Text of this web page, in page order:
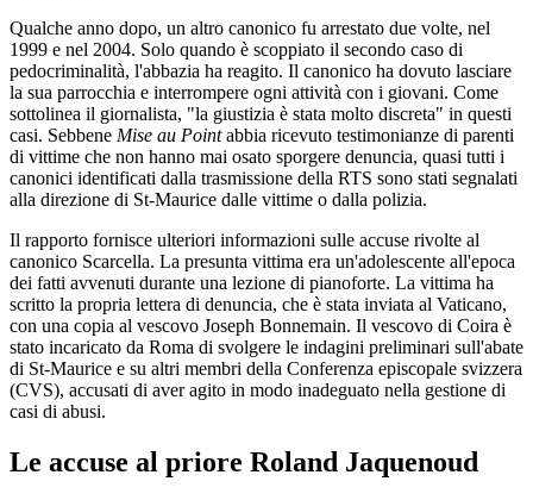
Qualche anno dopo, un altro canonico fu arrestato due volte, nel
1999 e nel 2004. Solo quando è scoppiato il secondo caso di
pedocriminalità, l'abbazia ha reagito. Il canonico ha dovuto lasciare
la sua parrocchia e interrompere ogni attività con i giovani. Come
sottolinea il giornalista, "la giustizia è stata molto discreta" in questi
casi. Sebbene Mise au Pointabbia ricevuto testimonianze di parenti
di vittime che non hanno mai osato sporgere denuncia, quasi tutti i
canonici identificati dalla trasmissione della RTS sono stati segnalati
alla direzione di St-Maurice dalle vittime o dalla polizia.
Il rapporto fornisce ulteriori informazioni sulle accuse rivolte al
canonico Scarcella. La presunta vittima era un'adolescente all'epoca
dei fatti avvenuti durante una lezione di pianoforte. La vittima ha
scritto la propria lettera di denuncia, che è stata inviata al Vaticano,
con una copia al vescovo Joseph Bonnemain. Il vescovo di Coira è
stato incaricato da Roma di svolgere le indagini preliminari sull'abate
di St-Maurice e su altri membri della Conferenza episcopale svizzera
(CVS), accusati di aver agito in modo inadeguato nella gestione di
casi di abusi.
Le accuse al priore Roland Jaquenoud